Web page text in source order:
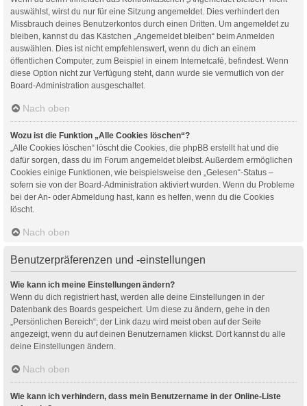
auswählst, wirst du nur für eine Sitzung angemeldet. Dies verhindert den
Missbrauch deines Benutzerkontos durch einen Dritten. Um angemeldet zu
bleiben, kannst du das Kästchen „Angemeldet bleiben“ beim Anmelden
auswählen. Dies ist nicht empfehlenswert, wenn du dich an einem
öffentlichen Computer, zum Beispiel in einem Internetcafé, befindest. Wenn
diese Option nicht zur Verfügung steht, dann wurde sie vermutlich von der
Board-Administration ausgeschaltet.
Nach oben
Wozu ist die Funktion „Alle Cookies löschen“?
„Alle Cookies löschen“ löscht die Cookies, die phpBB erstellt hat und die
dafür sorgen, dass du im Forum angemeldet bleibst. Außerdem ermöglichen
Cookies einige Funktionen, wie beispielsweise den „Gelesen“-Status –
sofern sie von der Board-Administration aktiviert wurden. Wenn du Probleme
bei der An- oder Abmeldung hast, kann es helfen, wenn du die Cookies
löscht.
Nach oben
Benutzerpräferenzen und -einstellungen
Wie kann ich meine Einstellungen ändern?
Wenn du dich registriert hast, werden alle deine Einstellungen in der
Datenbank des Boards gespeichert. Um diese zu ändern, gehe in den
„Persönlichen Bereich“; der Link dazu wird meist oben auf der Seite
angezeigt, wenn du auf deinen Benutzernamen klickst. Dort kannst du alle
deine Einstellungen ändern.
Nach oben
Wie kann ich verhindern, dass mein Benutzername in der Online-Liste